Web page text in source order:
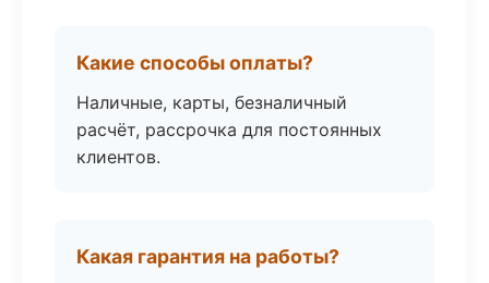
Какие способы оплаты?
Наличные, карты, безналичный
расчёт, рассрочка для постоянных
клиентов.
Какая гарантия на работы?